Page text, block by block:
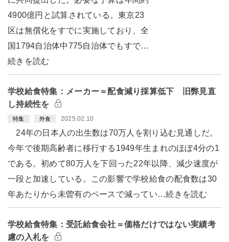
4900億円と試算されている。東京23
区は無償化をすでに実施しており、全
国1794自治体中775自治体でもすで…
続きを読む
学校給食特集：メーカー＝配食減り採算低下 旧弊見直
し持続性を
特集 外食 2025.02.10
24年の日本人の出生数は70万人を割り込む見通しだ。
今年で後期高齢者に移行する1949年生まれのほぼ4分の1
である。初めて80万人を下回った22年以降、減少速度が
一段と加速している。この影響で学校給食の配食数は30
年あたりから未曽有のペースで減ってい…続きを読む
学校給食特集：受託給食会社＝価格だけではない実績考
慮の入札を